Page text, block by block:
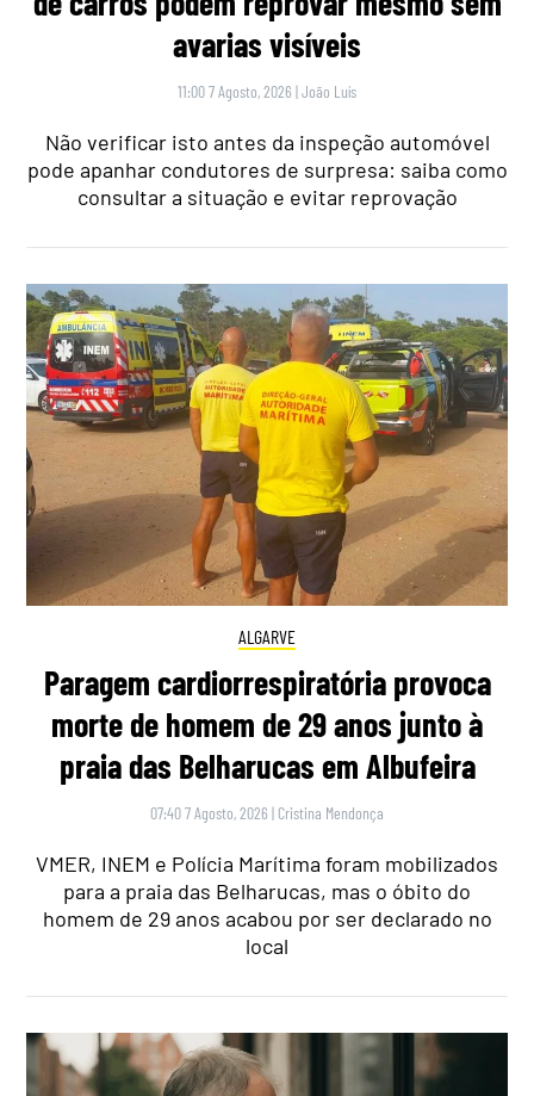
avarias visíveis
11:00 7 Agosto, 2026 |João Luís
Não verificar isto antes da inspeção automóvel
pode apanhar condutores de surpresa: saiba como
consultar a situação e evitar reprovação
ALGARVE
Paragem cardiorrespiratória provoca
morte de homem de 29 anos junto à
praia das Belharucas em Albufeira
07:40 7 Agosto, 2026 | Cristina Mendonça
VMER, INEM e Polícia Marítima foram mobilizados
para a praia das Belharucas, mas o óbito do
homem de 29 anos acabou por ser declarado no
local